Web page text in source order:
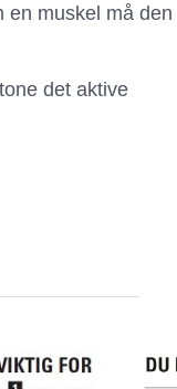
en muskel må den
det aktive